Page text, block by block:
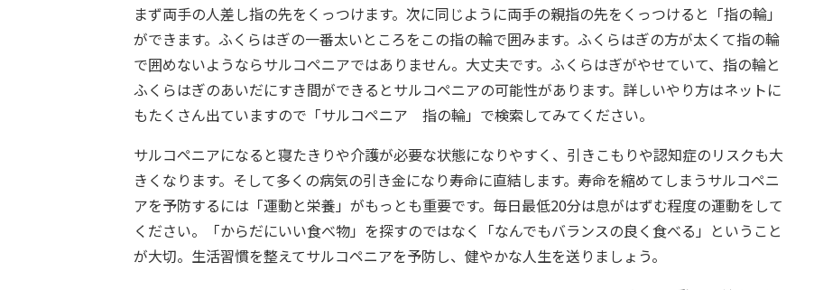
まず両手の人差し指の先をくっつけます。次に同じように両手の親指の先をくっつけると「指の輪」
ができます。ふくらはぎの一番太いところをこの指の輪で囲みます。ふくらはぎの方が太くて指の輪
で囲めないようならサルコペニアではありません。大丈夫です。ふくらはぎがやせていて、指の輪と
ふくらはぎのあいだにすき間ができるとサルコペニアの可能性があります。詳しいやり方はネットに
もたくさん出ていますので「サルコペニア 指の輪」で検索してみてください。
サルコペニアになると寝たきりや介護が必要な状態になりやすく、引きこもりや認知症のリスクも大
きくなります。そして多くの病気の引き金になり寿命に直結します。寿命を縮めてしまうサルコペニ
アを予防するには「運動と栄養」がもっとも重要です。毎日最低20分は息がはずむ程度の運動をして
ください。「からだにいい食べ物」を探すのではなく「なんでもバランスの良く食べる」ということ
が大切。生活習慣を整えてサルコペニアを予防し、健やかな人生を送りましょう。